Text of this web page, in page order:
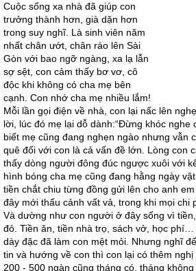
Cuộc sống xa nhà đã giúp con
trưởng thành hơn, già dặn hơn
trong suy nghĩ. Là sinh viên năm
nhất chân ướt, chân ráo lên Sài
Gòn với bao ngỡ ngàng, xa lạ lẫn
sợ sệt, con cảm thấy bơ vơ, cô
độc khi không có cha mẹ bên
cạnh. Con nhớ cha mẹ nhiều lắm!
Mỗi lần gọi điện về nhà, con lại nấc lên
lời, lúc đó mẹ lại dỗ dành:“Đừng khóc nghe
biết mẹ cũng đang nghẹn ngào nhưng vẫn
quê đối với con là cả vấn đề lớn. Lòng con
thấy dòng người đông đúc ngược xuôi với
hình bóng cha mẹ cũng đang hằng ngày
tiền chắt chiu từng đồng gửi lên cho anh
đây mới thấu cảnh vất vả, trong khi mọi chi
Và dường như con người ở đây sống vì
đỏ. Tiền ăn, tiền nhà trọ, sách vở, học
dày đặc đã làm con mệt mỏi. Nhưng nghĩ
tin và hướng về con thì con lại có thêm
200 - 500 ngàn cũng tháng có, tháng